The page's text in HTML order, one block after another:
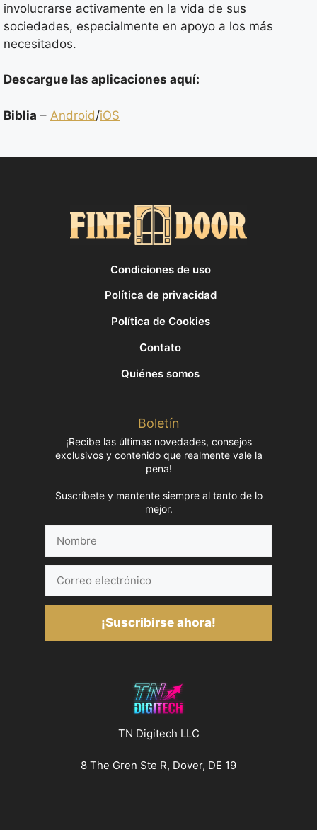
involucrarse activamente en la vida de sus
sociedades, especialmente en apoyo a los más
necesitados.
Descargue las aplicaciones aquí:
Biblia – Android/iOS
Condiciones de uso
Política de privacidad
Política de Cookies
Contato
Quiénes somos
Boletín
¡Recibe las últimas novedades, consejos
exclusivos y contenido que realmente vale la
pena!
Suscríbete y mantente siempre al tanto de lo
mejor.
electrónico
¡Suscribirse ahora!
TN Digitech LLC
8 The Gren Ste R, Dover, DE 19